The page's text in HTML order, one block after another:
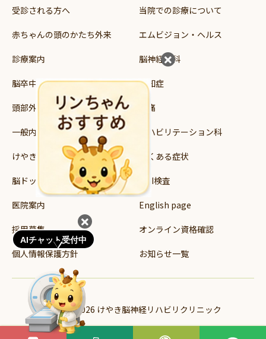
受診される方へ 当院での診療について
赤ちゃんの頭のかたち外来 エムビジョン・ヘルス
診療案内 脳神経外科
脳卒中 認知症
頭部外傷 頭痛
一般内科 リハビリテーション科
けやき読み書き支援教室 よくある症状
脳ドック・健診 MRI検査
医院案内 English page
採用募集 オンライン資格確認
個人情報保護方針 お知らせ一覧
© 2024-2026 けやき脳神経リハビリクリニック
AIチャット受付中